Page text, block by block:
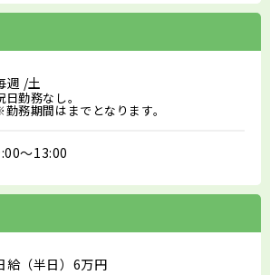
週 /土
日勤務なし。
務期間はまでとなります。
～13:00
給（半日）6万円